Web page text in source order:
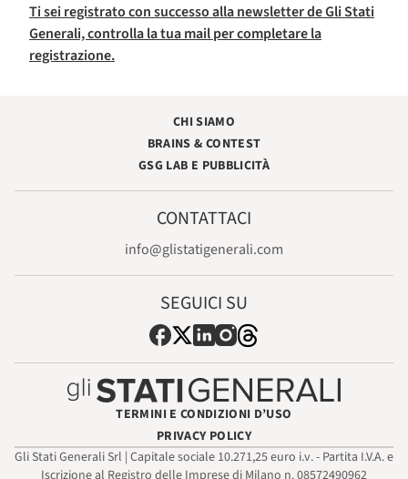
Ti sei registrato con successo alla newsletter de Gli Stati
Generali, controlla la tua mail per completare la
registrazione.
CHI SIAMO
BRAINS & CONTEST
GSG LAB E PUBBLICITÀ
CONTATTACI
info@glistatigenerali.com
SEGUICI SU
TERMINI E CONDIZIONI D’USO
PRIVACY POLICY
Gli Stati Generali Srl | Capitale sociale 10.271,25 euro i.v. - Partita I.V.A. e
Iscrizione al Registro delle Imprese di Milano n. 08572490962